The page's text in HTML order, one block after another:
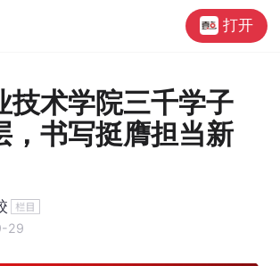
打开
技术学院三千学子
，书写挺膺担当新
29